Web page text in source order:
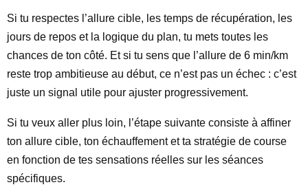
Si tu respectes l’allure cible, les temps de récupération, les
jours de repos et la logique du plan, tu mets toutes les
chances de ton côté. Et si tu sens que l’allure de 6 min/km
reste trop ambitieuse au début, ce n’est pas un échec : c’est
juste un signal utile pour ajuster progressivement.
Si tu veux aller plus loin, l’étape suivante consiste à affiner
ton allure cible, ton échauffement et ta stratégie de course
en fonction de tes sensations réelles sur les séances
spécifiques.